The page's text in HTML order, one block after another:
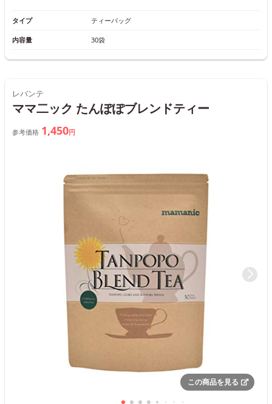
タイプ ティーバッグ
内容量 30袋
レバンテ
ママ二ック たんぽぽブレンドティー
参考価格 1,450円
この商品を見る